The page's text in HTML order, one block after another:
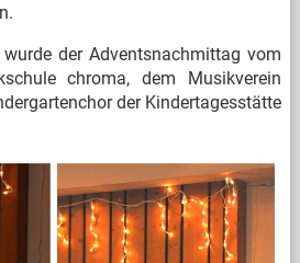
der Adventsnachmittag vom
chroma, dem Musikverein
der Kindertagesstätte